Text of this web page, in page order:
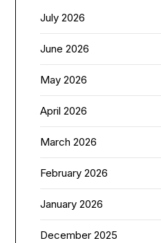
July 2026
June 2026
May 2026
April 2026
March 2026
February 2026
January 2026
December 2025